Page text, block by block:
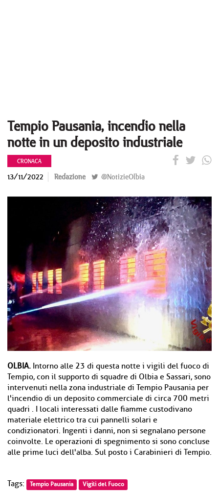
Tempio Pausania, incendio nella
notte in un deposito industriale
CRONACA
13/11/2022 Redazione @NotizieOlbia
OLBIA. Intorno alle 23 di questa notte i vigili del fuoco di
Tempio, con il supporto di squadre di Olbia e Sassari, sono
intervenuti nella zona industriale di Tempio Pausania per
l'incendio di un deposito commerciale di circa 700 metri
quadri . I locali interessati dalle fiamme custodivano
materiale elettrico tra cui pannelli solari e
condizionatori. Ingenti i danni, non si segnalano persone
coinvolte. Le operazioni di spegnimento si sono concluse
alle prime luci dell'alba. Sul posto i Carabinieri di Tempio.
Tags: Tempio Pausania Vigili del Fuoco